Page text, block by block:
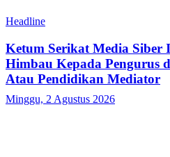
Headline
Ketum Serikat Media Siber
Himbau Kepada Pengurus
Atau Pendidikan Mediator
Minggu, 2 Agustus 2026